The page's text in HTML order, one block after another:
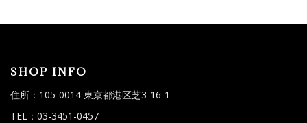
SHOP INFO
住所：105-0014 東京都港区芝3-16-1
TEL：03-3451-0457